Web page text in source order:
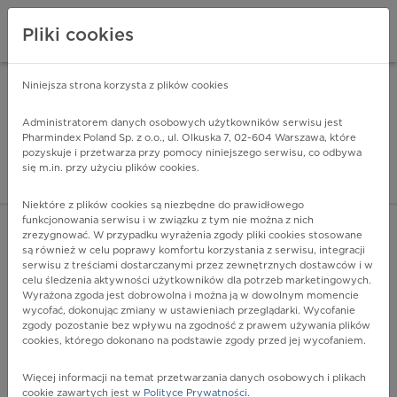
Pharmindex - lider
ZALOGUJ SIĘ
O32.4 - Opieka położnicza z powodu wysokiego prostego
ustawienia główki w terminie porodu
Więcej na lekiicd10.pl
Pliki cookies
Niniejsza strona korzysta z plików cookies
Administratorem danych osobowych użytkowników serwisu jest
Pharmindex Poland Sp. z o.o., ul. Olkuska 7, 02-604 Warszawa, które
pozyskuje i przetwarza przy pomocy niniejszego serwisu, co odbywa
się m.in. przy użyciu plików cookies.
Niektóre z plików cookies są niezbędne do prawidłowego
funkcjonowania serwisu i w związku z tym nie można z nich
zrezygnować. W przypadku wyrażenia zgody pliki cookies stosowane
są również w celu poprawy komfortu korzystania z serwisu, integracji
serwisu z treściami dostarczanymi przez zewnętrznych dostawców i w
celu śledzenia aktywności użytkowników dla potrzeb marketingowych.
Wyrażona zgoda jest dobrowolna i można ją w dowolnym momencie
wycofać, dokonując zmiany w ustawieniach przeglądarki. Wycofanie
zgody pozostanie bez wpływu na zgodność z prawem używania plików
cookies, którego dokonano na podstawie zgody przed jej wycofaniem.
Więcej informacji na temat przetwarzania danych osobowych i plikach
cookie zawartych jest w Polityce Prywatności.
ZA DARMO - w Google Play INSTALUJ